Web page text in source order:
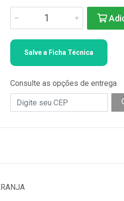
Salve a Ficha Técnica
Consulte as opções de entrega